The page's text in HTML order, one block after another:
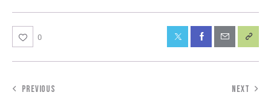
0
PREVIOUS NEXT